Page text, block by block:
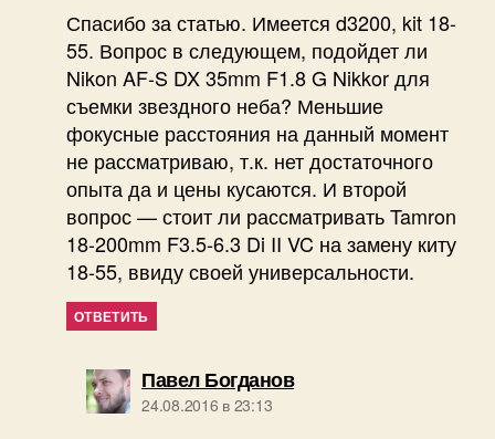
Спасибо за статью. Имеется d3200, kit 18-
55. Вопрос в следующем, подойдет ли
Nikon AF-S DX 35mm F1.8 G Nikkor для
съемки звездного неба? Меньшие
фокусные расстояния на данный момент
не рассматриваю, т.к. нет достаточного
опыта да и цены кусаются. И второй
вопрос — стоит ли рассматривать Tamron
18-200mm F3.5-6.3 Di II VC на замену киту
18-55, ввиду своей универсальности.
ОТВЕТИТЬ
Павел Богдановпишет:
24.08.2016 в 23:13